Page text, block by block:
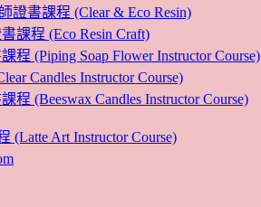
證書課程 (Clear & Eco Resin)
課程 (Eco Resin Craft)
程 (Piping Soap Flower Instructor Course)
Candles Instructor Course)
(Beeswax Candles Instructor Course)
(Latte Art Instructor Course)